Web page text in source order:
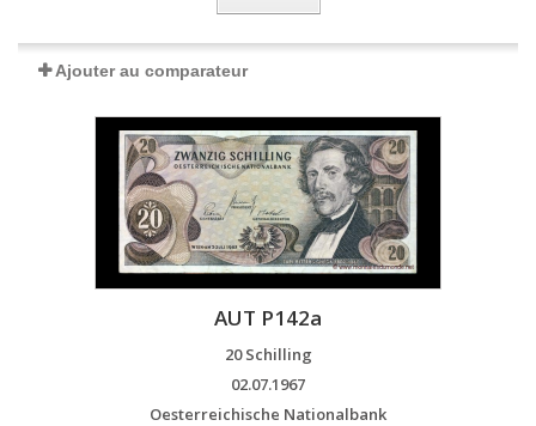
Ajouter au comparateur
AUT P142a
20 Schilling
02.07.1967
Oesterreichische Nationalbank